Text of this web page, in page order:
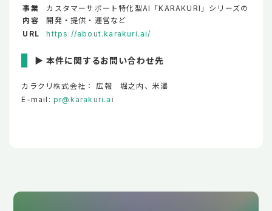
事業
内容
カスタマーサポート特化型AI「KARAKURI」シリーズの
開発・提供・運営など
URL
https://about.karakuri.ai/
▶ 本件に関するお問い合わせ先
カラクリ株式会社： 広報 堀之内、米澤
E-mail:pr@karakuri.ai